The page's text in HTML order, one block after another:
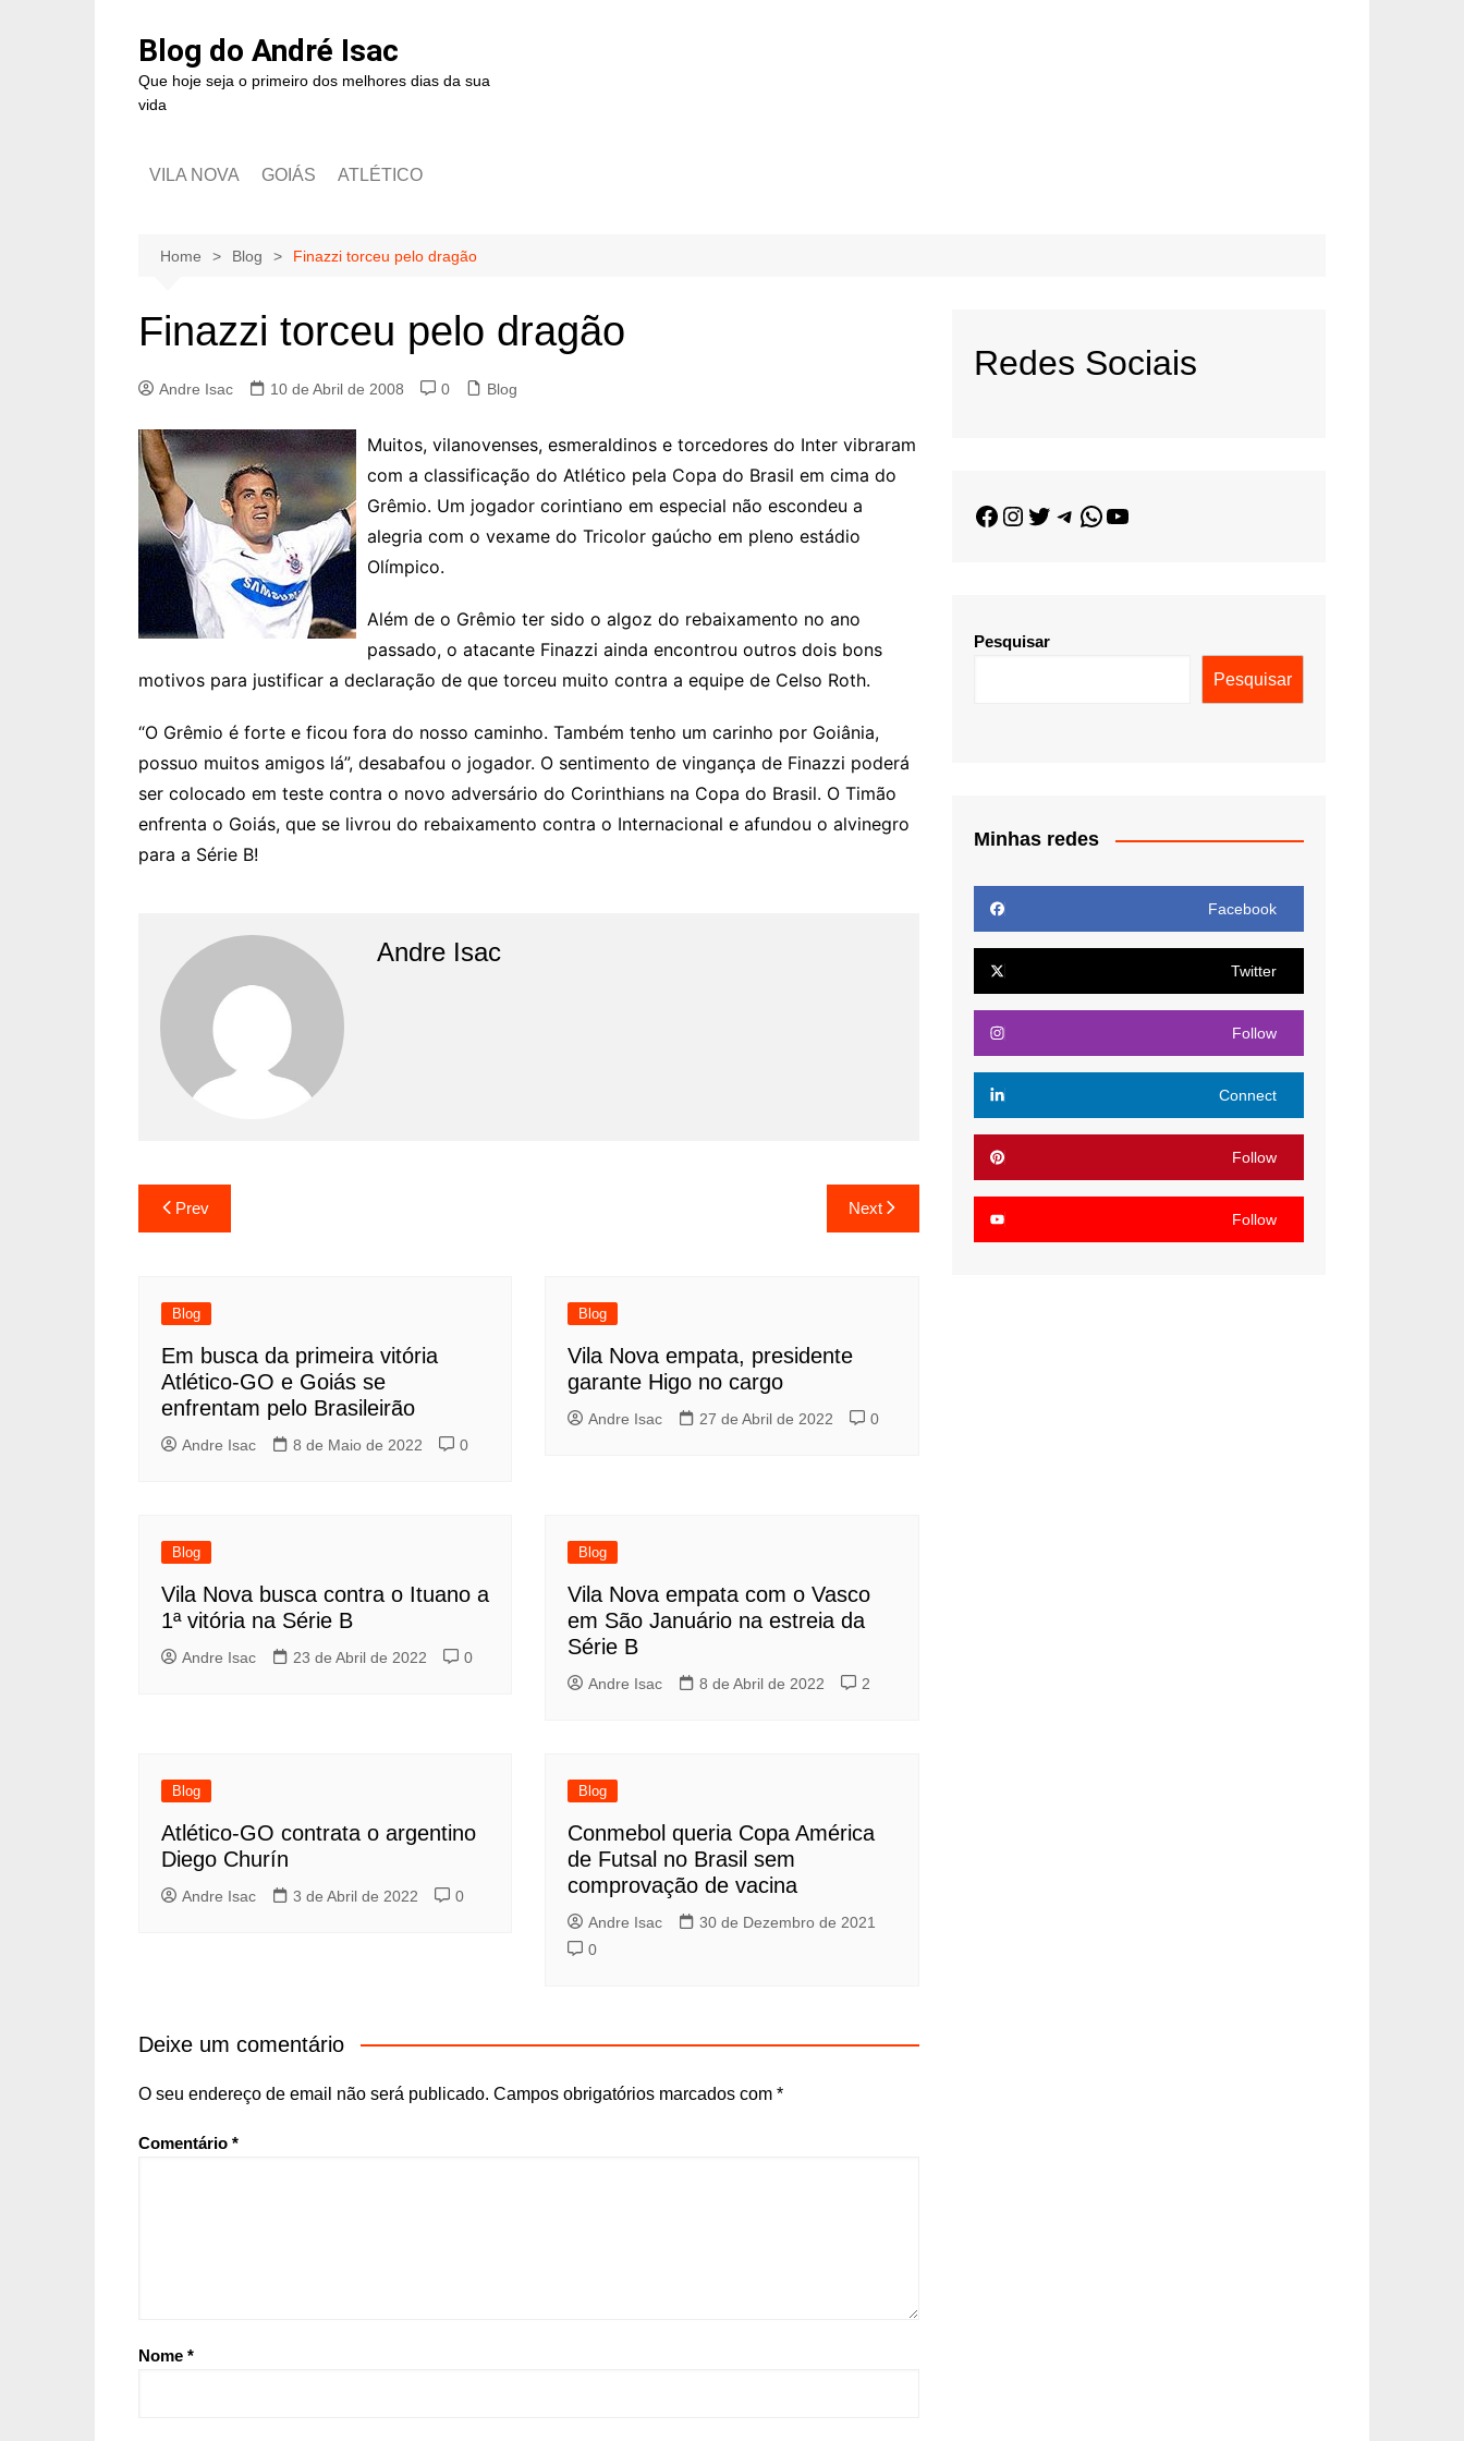
Blog do André Isac
Que hoje seja o primeiro dos melhores dias da sua
vida
VILA NOVA GOIÁS ATLÉTICO
Home Blog Finazzi torceu pelo dragão
Finazzi torceu pelo dragão
Andre Isac 10 de Abril de 2008 0 Blog
Muitos, vilanovenses, esmeraldinos e torcedores do Inter vibraram
com a classificação do Atlético pela Copa do Brasil em cima do
Grêmio. Um jogador corintiano em especial não escondeu a
alegria com o vexame do Tricolor gaúcho em pleno estádio
Olímpico.
Além de o Grêmio ter sido o algoz do rebaixamento no ano
passado, o atacante Finazzi ainda encontrou outros dois bons
motivos para justificar a declaração de que torceu muito contra a equipe de Celso Roth.
“O Grêmio é forte e ficou fora do nosso caminho. Também tenho um carinho por Goiânia,
possuo muitos amigos lá”, desabafou o jogador. O sentimento de vingança de Finazzi poderá
ser colocado em teste contra o novo adversário do Corinthians na Copa do Brasil. O Timão
enfrenta o Goiás, que se livrou do rebaixamento contra o Internacional e afundou o alvinegro
para a Série B!
Andre Isac
Prev Next
Blog
Em busca da primeira vitória
Atlético-GO e Goiás se
enfrentam pelo Brasileirão
Andre Isac 8 de Maio de 2022 0
Blog
Vila Nova empata, presidente
garante Higo no cargo
Andre Isac 27 de Abril de 2022 0
Blog
Vila Nova busca contra o Ituano a
1ª vitória na Série B
Andre Isac 23 de Abril de 2022 0
Blog
Vila Nova empata com o Vasco
em São Januário na estreia da
Série B
Andre Isac 8 de Abril de 2022 2
Blog
Atlético-GO contrata o argentino
Diego Churín
Andre Isac 3 de Abril de 2022 0
Blog
Conmebol queria Copa América
de Futsal no Brasil sem
comprovação de vacina
Andre Isac
30 de Dezembro de 2021
0
Deixe um comentário
O seu endereço de email não será publicado. Campos obrigatórios marcados com *
Comentário *
Nome *
Redes Sociais
Pesquisar
Pesquisar
Minhas redes
Facebook
Twitter
Follow
Connect
Follow
Follow